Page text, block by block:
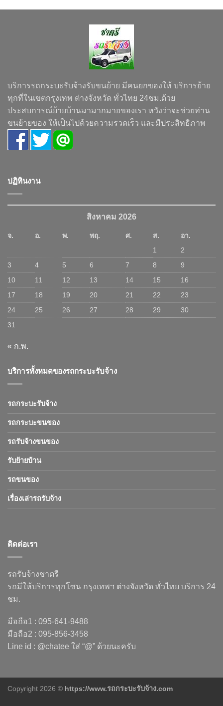
บริการรถกระบะรับจ้างรับขนย้าย มีคนยกของให้ บริการย้าย
ทุกที่ในเขตกรุงเทพ ต่างจังหวัด ทั่วไทย 24ชม.ด้วย
ประสบการณ์ย้ายบ้านมามากมายของเรา หวังว่าจะช่วยท่าน
ขนย้ายของ ให้เป็นไปด้วยความรวดเร็ว และมีประสิทธิภาพ
ปฏิทินงาน
สิงหาคม 2026
จ. อ. พ. พฤ. ศ. ส.
อา.
1
2
3
4 5 6 7 8
9
10
11 12 13 14 15
16
17
18 19 20 21 22
23
24
25 26 27 28 29
30
31
« ก.พ.
บริการทั้งหมดของรถกระบะรับจ้าง
รถกระบะรับจ้าง
รถกระบะขนของ
รถรับจ้างขนของ
รับย้ายบ้าน
รถขนของ
เรื่องเล่ารถรับจ้าง
ติดต่อเรา
รถรับจ้างชาตรี
รถมีให้บริการทุกโซน กรุงเทพฯ ต่างจังหวัด ทั่วไทย บริการ 24
ชม.
มือถือ1 : 095-641-9488
มือถือ2 : 095-856-3458
Line id : @chatee ใส่ “@” ด้วยนะครับ
Copyright 2026 © https://www.รถกระบะรับจ้าง.com